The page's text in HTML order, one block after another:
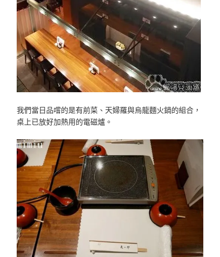
我們當日品嚐的是有前菜、天婦羅與烏龍麵火鍋的組合，
桌上已放好加熱用的電磁爐。